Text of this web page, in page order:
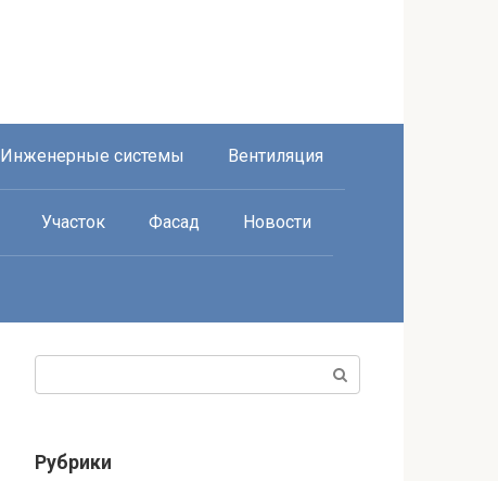
Инженерные системы Вентиляция
Участок Фасад Новости
Рубрики